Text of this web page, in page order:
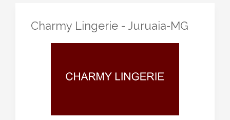
Charmy Lingerie - Juruaia-MG